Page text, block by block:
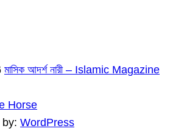
মাসিক আদর্শ নারী – Islamic Magazine
Horse
WordPress